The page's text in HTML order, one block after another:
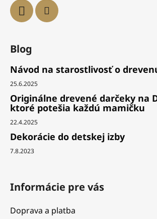
Blog
Návod na starostlivosť o
25.6.2025
Originálne drevené darčeky na
ktoré potešia každú mamičku
22.4.2025
Dekorácie do detskej izby
7.8.2023
Informácie pre vás
Doprava a platba